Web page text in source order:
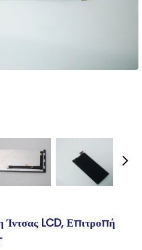
LCD, Επιτροπή